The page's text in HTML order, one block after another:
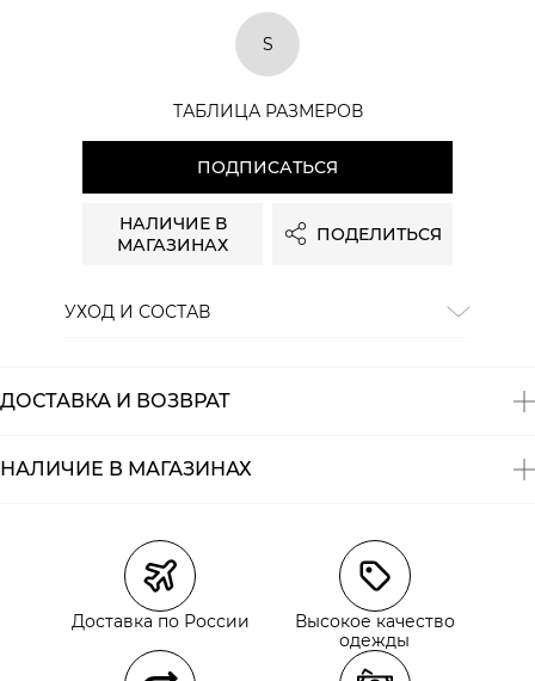
S
ТАБЛИЦА РАЗМЕРОВ
ПОДПИСАТЬСЯ
НАЛИЧИЕ В
МАГАЗИНАХ
ПОДЕЛИТЬСЯ
УХОД И СОСТАВ
ДОСТАВКА И ВОЗВРАТ
Курьерская доставка СДЭК
Самовывоз из пункта выдачи СДЭК
Самовывоз из наших магазинов
НАЛИЧИЕ В МАГАЗИНАХ
Доставка по России
Высокое качество
одежды